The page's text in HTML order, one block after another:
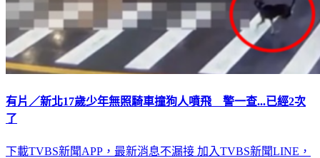
有片／新北17歲少年無照騎車撞狗人噴飛 警一查...已經2次
了
下載TVBS新聞APP，最新消息不漏接 加入TVBS新聞LINE，